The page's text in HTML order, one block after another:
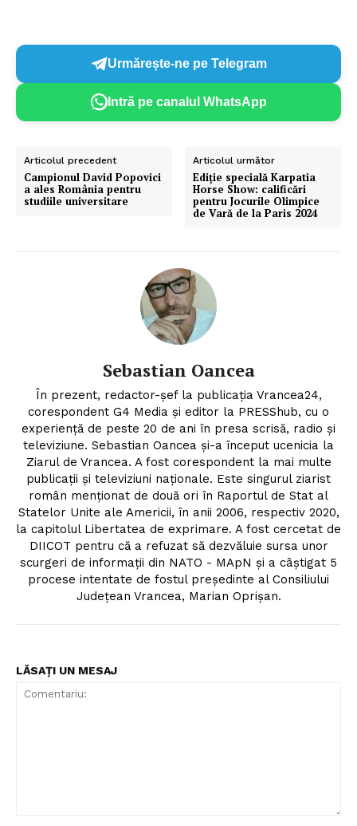
Urmărește-ne pe Telegram
Intră pe canalul WhatsApp
Articolul precedent
Campionul David Popovici
a ales România pentru
studiile universitare
Articolul următor
Ediție specială Karpatia
Horse Show: calificări
pentru Jocurile Olimpice
de Vară de la Paris 2024
Sebastian Oancea
În prezent, redactor-șef la publicația Vrancea24,
corespondent G4 Media și editor la PRESShub, cu o
experiență de peste 20 de ani în presa scrisă, radio și
televiziune. Sebastian Oancea și-a început ucenicia la
Ziarul de Vrancea. A fost corespondent la mai multe
publicații și televiziuni naționale. Este singurul ziarist
român menționat de două ori în Raportul de Stat al
Statelor Unite ale Americii, în anii 2006, respectiv 2020,
la capitolul Libertatea de exprimare. A fost cercetat de
DIICOT pentru că a refuzat să dezvăluie sursa unor
scurgeri de informații din NATO - MApN și a câștigat 5
procese intentate de fostul președinte al Consiliului
Județean Vrancea, Marian Oprișan.
LĂSAȚI UN MESAJ